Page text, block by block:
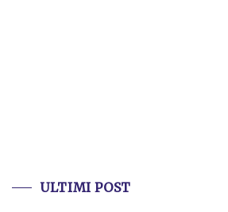
ULTIMI POST